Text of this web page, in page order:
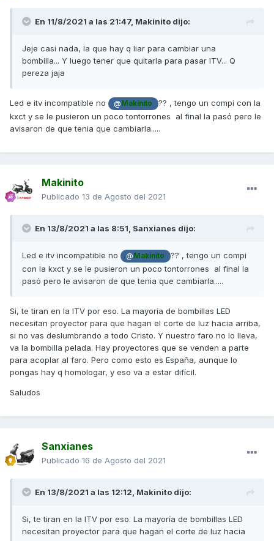
En 11/8/2021 a las 21:47, Makinito dijo:
Jeje casi nada, la que hay q liar para cambiar una
bombilla... Y luego tener que quitarla para pasar ITV... Q
pereza jaja
Led e itv incompatible no @ Makinito
?? , tengo un compi con la
kxct y se le pusieron un poco tontorrones al final la pasó pero le
avisaron de que tenia que cambiarla.....
Makinito
Publicado 13 de Agosto del 2021
En 13/8/2021 a las 8:51, Sanxianes dijo:
Led e itv incompatible no @ Makinito
?? , tengo un compi
con la kxct y se le pusieron un poco tontorrones al final la
pasó pero le avisaron de que tenia que cambiarla.....
Si, te tiran en la ITV por eso. La mayoría de bombillas LED
necesitan proyector para que hagan el corte de luz hacia arriba,
si no vas deslumbrando a todo Cristo. Y nuestro faro no lo lleva,
va la bombilla pelada. Hay proyectores que se venden a parte
para acoplar al faro. Pero como esto es España, aunque lo
pongas hay q homologar, y eso va a estar difícil.
Saludos
Sanxianes
Publicado 16 de Agosto del 2021
En 13/8/2021 a las 12:12, Makinito dijo:
Si, te tiran en la ITV por eso. La mayoría de bombillas LED
necesitan proyector para que hagan el corte de luz hacia